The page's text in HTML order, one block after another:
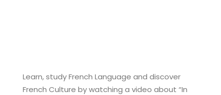
Learn, study French Language and discover
French Culture by watching a video about “In